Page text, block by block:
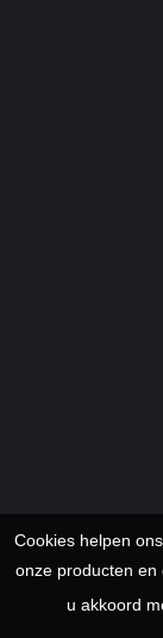
Cookies helpen
onze producten en
u akkoord